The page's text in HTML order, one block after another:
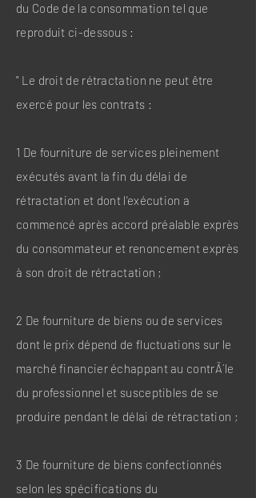
du Code de la consommation tel que
reproduit ci-dessous :
" Le droit de rétractation ne peut être
exercé pour les contrats :
1 De fourniture de services pleinement
exécutés avant la fin du délai de
rétractation et dont l'exécution a
commencé après accord préalable exprès
du consommateur et renoncement exprès
à son droit de rétractation ;
2 De fourniture de biens ou de services
dont le prix dépend de fluctuations sur le
marché financier échappant au contrÃ´le
du professionnel et susceptibles de se
produire pendant le délai de rétractation ;
3 De fourniture de biens confectionnés
selon les spécifications du